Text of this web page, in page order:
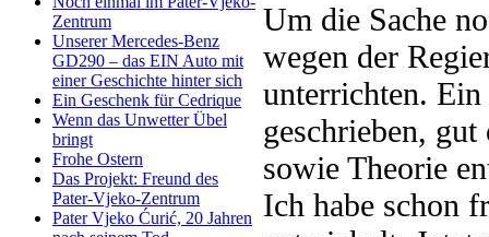
Zentrum
Unserer Mercedes-Benz
GD290 – das EIN Auto mit
einer Geschichte hinter sich
Ein Geschenk für Cedrique
Wenn das Unwetter Übel
bringt
Frohe Ostern
Das Projekt: Freund des
Pater-Vjeko-Zentrum
Pater Vjeko Ćurić, 20 Jahren
Um die Sache
wegen der
unterrichten.
geschrieben,
sowie Theorie
Ich habe schon